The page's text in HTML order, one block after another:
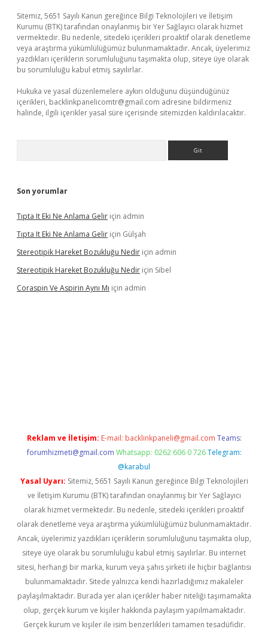
Sitemiz, 5651 Sayılı Kanun gereğince Bilgi Teknolojileri ve İletişim
Kurumu (BTK) tarafından onaylanmış bir Yer Sağlayıcı olarak hizmet
vermektedir. Bu nedenle, sitedeki içerikleri proaktif olarak denetleme
veya araştırma yükümlülüğümüz bulunmamaktadır. Ancak, üyelerimiz
yazdıkları içeriklerin sorumluluğunu taşımakta olup, siteye üye olarak
bu sorumluluğu kabul etmiş sayılırlar.
Hukuka ve yasal düzenlemelere aykırı olduğunu düşündüğünüz
içerikleri, backlinkpanelicomtr@gmail.com adresine bildirmeniz
halinde, ilgili içerikler yasal süre içerisinde sitemizden kaldırılacaktır.
Son yorumlar
Tıpta It Eki Ne Anlama Gelir için admin
Tıpta It Eki Ne Anlama Gelir için Gülşah
Stereotipik Hareket Bozukluğu Nedir için admin
Stereotipik Hareket Bozukluğu Nedir için Sibel
Coraspin Ve Aspirin Aynı Mı için admin
Reklam ve İletişim: E-mail: backlinkpaneli@gmail.com Teams:
forumhizmeti@gmail.com Whatsapp: 0262 606 0 726 Telegram:
@karabul
Yasal Uyarı: Sitemiz, 5651 Sayılı Kanun gereğince Bilgi Teknolojileri
ve İletişim Kurumu (BTK) tarafından onaylanmış bir Yer Sağlayıcı
olarak hizmet vermektedir. Bu nedenle, sitedeki içerikleri proaktif
olarak denetleme veya araştırma yükümlülüğümüz bulunmamaktadır.
Ancak, üyelerimiz yazdıkları içeriklerin sorumluluğunu taşımakta olup,
siteye üye olarak bu sorumluluğu kabul etmiş sayılırlar. Bu internet
sitesi, herhangi bir marka, kurum veya şahıs şirketi ile hiçbir bağlantısı
bulunmamaktadır. Sitede yalnızca kendi hazırladığımız makaleler
paylaşılmaktadır. Burada yer alan içerikler haber niteliği taşımamakta
olup, gerçek kurum ve kişiler hakkında paylaşım yapılmamaktadır.
Gerçek kurum ve kişiler ile isim benzerlikleri tamamen tesadüfidir.